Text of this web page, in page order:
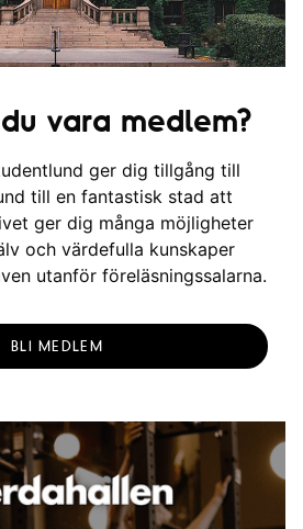
vara medlem?
ger dig tillgång till
till en fantastisk stad att
ger dig många möjligheter
och värdefulla kunskaper
utanför föreläsningssalarna.
BLI MEDLEM